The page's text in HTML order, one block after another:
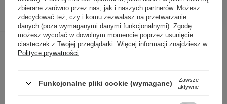
DODAJ DO KOSZYKA
Inni klienci sprawdzali również
zbierane zarówno przez nas, jak i naszych partnerów. Możesz
zdecydować też, czy i komu zezwalasz na przetwarzanie
danych (poza wymaganymi danymi funkcjonalnymi). Zgodę
możesz wycofać w dowolnym momencie poprzez usunięcie
ciasteczek z Twojej przeglądarki. Więcej informacji znajdziesz w
Polityce prywatności
Funkcjonalne pliki cookie (wymagane)
Zawsze
aktywne